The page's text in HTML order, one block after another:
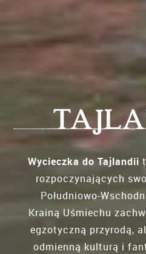
Wycieczka do Tajlandii
rozpoczynających
Południowo-
Krainą Uśmiechu
egzotyczną przyrodą,
odmienną kulturą i